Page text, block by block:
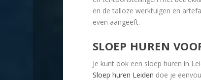
en de talloze werktuigen en
even aangeeft.
SLOEP HUREN
Je kunt ook een sloep huren in
Sloep huren Leiden doe je